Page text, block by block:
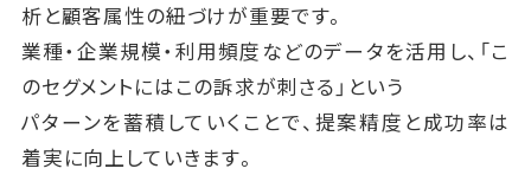
析と顧客属性の紐づけが重要です。
業種・企業規模・利用頻度などのデータを活用し、「こ
のセグメントにはこの訴求が刺さる」という
パターンを蓄積していくことで、提案精度と成功率は
着実に向上していきます。